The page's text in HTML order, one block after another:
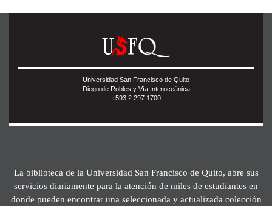
Universidad San Francisco de Quito
Diego de Robles y Vía Interoceánica
+593 2 297 1700
La biblioteca de la Universidad San Francisco de Quito, abre sus
servicios diariamente para la atención de miles de estudiantes en
donde pueden encontrar una seleccionada y actualizada colección